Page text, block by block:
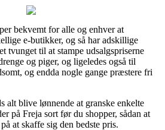
bekvemt for alle og enhver at
e-butikker, og så har adskillige
tvunget til at stampe udsalgspriserne
og piger, og ligeledes også til
og endda nogle gange præstere fri
alt blive lønnende at granske enkelte
på Freja sort før du shopper, sådan at
at skaffe sig den bedste pris.